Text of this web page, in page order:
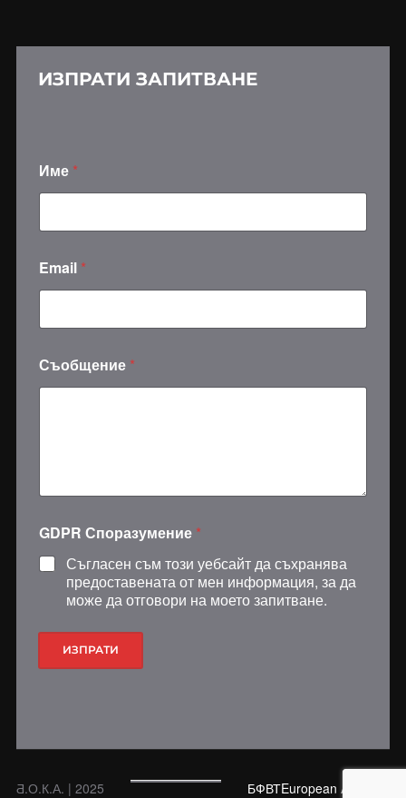
ИЗПРАТИ ЗАПИТВАНЕ
Име *
п
о
а
у
м
е
Email *
Съобщение *
GDPR Споразумение *
Съгласен съм този уебсайт да съхранява
предоставената от мен информация, за да
може да отговори на моето запитване.
ИЗПРАТИ
Ƌ.О.К.А. | 2025 БФВТEuropean Aquatics